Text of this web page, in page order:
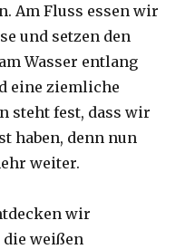
Am Fluss essen wir
und setzen den
Wasser entlang
eine ziemliche
steht fest, dass wir
haben, denn nun
weiter.
wir
weißen